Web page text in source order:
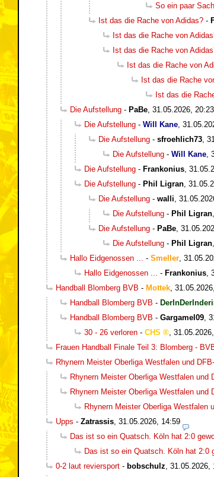
So ein paar
Ist das die Rache von Adidas? -
Ist das die Rache von
Ist das die Rache von
Ist das die Rache von
Ist das die Rache
Ist das die
Die Aufstellung - PaBe 31.05.2026, 20:23
Die Aufstellung - Will Kane
Die Aufstellung - sfroehlich73
Die Aufstellung - Will Kane
Die Aufstellung - Frankonius
Die Aufstellung - Phil Ligran
Die Aufstellung - walli
Die Aufstellung - Phil Ligran
Die Aufstellung - PaBe
Die Aufstellung - Phil Ligran
Hallo Eidgenossen ...
- Smeller
Hallo Eidgenossen ...
- Frankonius
Handball Blomberg BVB - Mottek
Handball Blomberg BVB -
Handball Blomberg BVB - Gargamel09
30 - 26 verloren - CHS
Frauen Handball Finale Teil 3: Blomberg -
Rhynern Meister Oberliga Westfalen und
Rhynern Meister Oberliga Westfalen und
Rhynern Meister Oberliga Westfalen und
Rhynern Meister Oberliga Westfalen
Upps - Zatrassis 31.05.2026, 14:59
Das ist so ein Quatsch. Köln hat 2:0
Das ist so ein Quatsch. Köln hat 2:0
0-2 laut reviersport - bobschulz 31.05.2026,